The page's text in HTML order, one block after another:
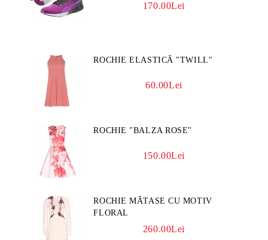
170.00Lei
ROCHIE ELASTICĂ "TWILL"
60.00Lei
ROCHIE "BALZA ROSE"
150.00Lei
ROCHIE MĂTASE CU MOTIV
FLORAL
260.00Lei